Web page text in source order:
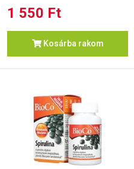
1 550 Ft
Kosárba rakom